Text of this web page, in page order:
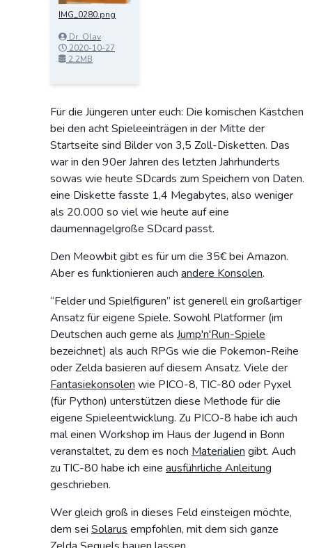
IMG_0280.png
Dr. Olav
Schettler
2020-10-27
16:48:10
2.2MB
Für die Jüngeren unter euch: Die komischen Kästchen
bei den acht Spieleeinträgen in der Mitte der
Startseite sind Bilder von 3,5 Zoll-Disketten. Das
war in den 90er Jahren des letzten Jahrhunderts
sowas wie heute SDcards zum Speichern von Daten.
eine Diskette fasste 1,4 Megabytes, also weniger
als 20.000 so viel wie heute auf eine
daumennagelgroße SDcard passt.
Den Meowbit gibt es für um die 35€ bei Amazon.
Aber es funktionieren auch andere Konsolen.
“Felder und Spielfiguren” ist generell ein großartiger
Ansatz für eigene Spiele. Sowohl Platformer (im
Deutschen auch gerne als Jump'n'Run-Spiele
bezeichnet) als auch RPGs wie die Pokemon-Reihe
oder Zelda basieren auf diesem Ansatz. Viele der
Fantasiekonsolen wie PICO-8, TIC-80 oder Pyxel
(für Python) unterstützen diese Methode für die
eigene Spieleentwicklung. Zu PICO-8 habe ich auch
mal einen Workshop im Haus der Jugend in Bonn
veranstaltet, zu dem es noch Materialien gibt. Auch
zu TIC-80 habe ich eine ausführliche Anleitung
geschrieben.
Wer gleich groß in dieses Feld einsteigen möchte,
dem sei Solarus empfohlen, mit dem sich ganze